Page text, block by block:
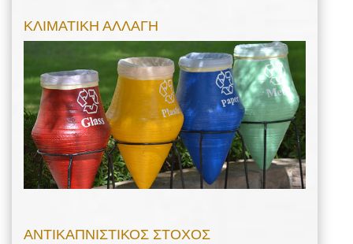
ΚΛΙΜΑΤΙΚΗ ΑΛΛΑΓΗ
ΑΝΤΙΚΑΠΝΙΣΤΙΚΟΣ ΣΤΟΧΟΣ